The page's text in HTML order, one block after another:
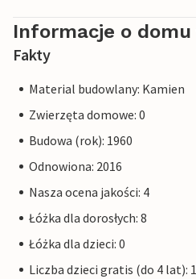
Informacje o
Fakty
Material budowlany: Kamien
Zwierzęta domowe: 0
Budowa (rok): 1960
Odnowiona: 2016
Nasza ocena jakości: 4
Łóżka dla dorosłych: 8
Łóżka dla dzieci: 0
Liczba dzieci gratis (do 4 lat): 1